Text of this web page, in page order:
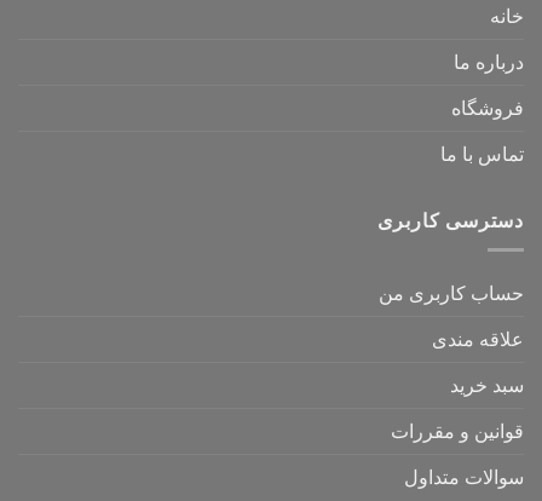
خانه
درباره ما
فروشگاه
تماس با ما
دسترسی کاربری
حساب کاربری من
علاقه مندی
سبد خرید
قوانین و مقررات
سوالات متداول